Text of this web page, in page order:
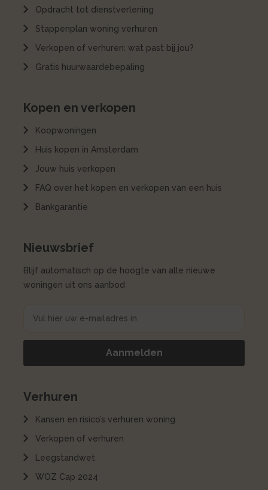
Opdracht tot dienstverlening
Stappenplan woning verhuren
Verkopen of verhuren: wat past bij jou?
Gratis huurwaardebepaling
Kopen en verkopen
Koopwoningen
Huis kopen in Amsterdam
Jouw huis verkopen
FAQ over het kopen en verkopen van een huis
Bankgarantie
Nieuwsbrief
Blijf automatisch op de hoogte van alle nieuwe
woningen uit ons aanbod
Verhuren
Kansen en risico’s verhuren woning
Verkopen of verhuren
Leegstandwet
WOZ Cap 2024